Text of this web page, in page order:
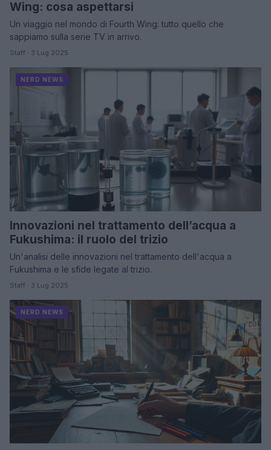
Wing: cosa aspettarsi
Un viaggio nel mondo di Fourth Wing: tutto quello che
sappiamo sulla serie TV in arrivo.
Staff · 3 Lug 2025
NERD NEWS
Innovazioni nel trattamento dell’acqua a
Fukushima: il ruolo del trizio
Un'analisi delle innovazioni nel trattamento dell'acqua a
Fukushima e le sfide legate al trizio.
Staff · 3 Lug 2025
NERD NEWS